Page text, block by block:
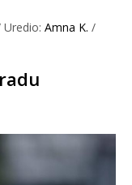
Uredio: Amna K. /